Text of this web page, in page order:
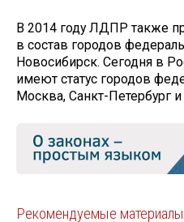
В 2014 году ЛДПР также
в состав городов
Новосибирск. Сегодня в
имеют статус городов
Москва, Санкт-Петербург
Рекомендуемые материалы